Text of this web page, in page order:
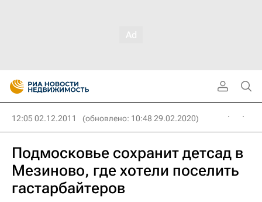
12:05 02.12.2011 (обновлено: 10:48 29.02.2020)
Подмосковье сохранит детсад в
Мезиново, где хотели поселить
гастарбайтеров